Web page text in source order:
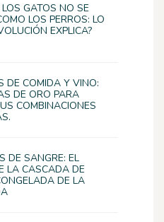
GATOS NO SE
LOS PERROS: LO
EXPLICA?
DE COMIDA Y VINO:
DE ORO PARA
COMBINACIONES
DE SANGRE: EL
LA CASCADA DE
DE LA